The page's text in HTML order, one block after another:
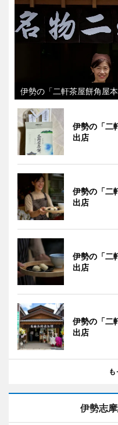
伊勢の「二軒茶屋餅角屋
伊勢の「二
出店
伊勢の「二
出店
伊勢の「二
出店
伊勢の「二
出店
も
伊勢志